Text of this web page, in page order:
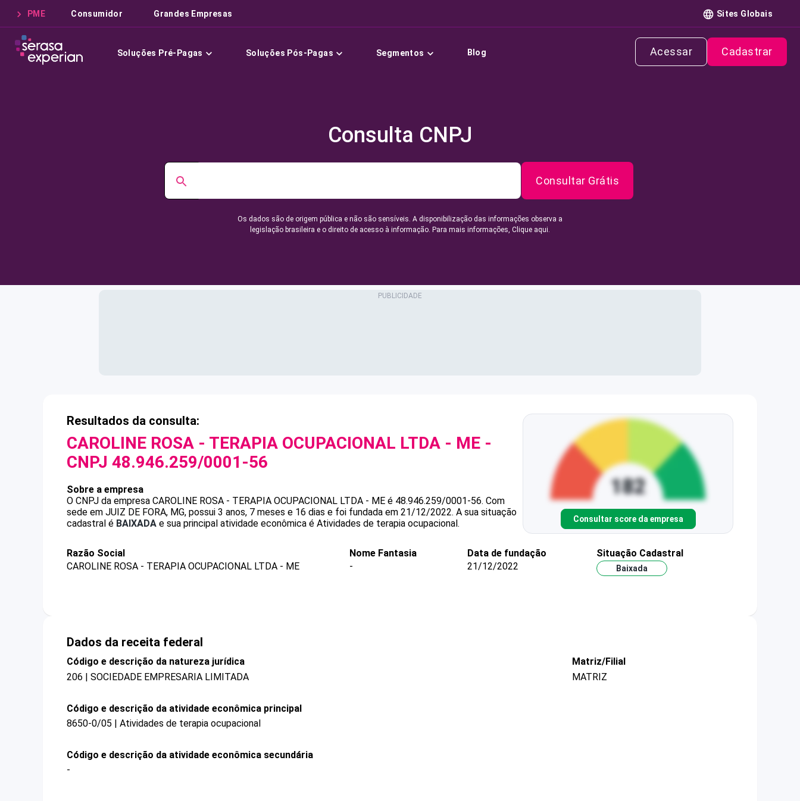
PME Consumidor Grandes Empresas Sites Globais
Soluções Pré-Pagas Soluções Pós-Pagas Segmentos Blog Acessar Cadastrar
Consulta CNPJ
Consultar Grátis
Os dados são de origem pública e não são sensíveis. A disponibilização das informações observa a
legislação brasileira e o direito de acesso à informação. Para mais informações, Clique aqui.
Resultados da consulta:
CAROLINE ROSA - TERAPIA OCUPACIONAL LTDA - ME -
CNPJ 48.946.259/0001-56
Sobre a empresa
O CNPJ da empresa CAROLINE ROSA - TERAPIA OCUPACIONAL LTDA - ME é 48.946.259/0001-56. Com
sede em JUIZ DE FORA, MG, possui 3 anos, 7 meses e 16 dias e foi fundada em 21/12/2022. A sua situação
cadastral é BAIXADA e sua principal atividade econômica é Atividades de terapia ocupacional. Consultar score da empresa
Razão Social
CAROLINE ROSA - TERAPIA OCUPACIONAL LTDA - ME
Nome Fantasia
-
Data de fundação
21/12/2022
Situação Cadastral
Baixada
Dados da receita federal
Código e descrição da natureza jurídica
206 | SOCIEDADE EMPRESARIA LIMITADA
Matriz/Filial
MATRIZ
Código e descrição da atividade econômica principal
8650-0/05 | Atividades de terapia ocupacional
Código e descrição da atividade econômica secundária
-